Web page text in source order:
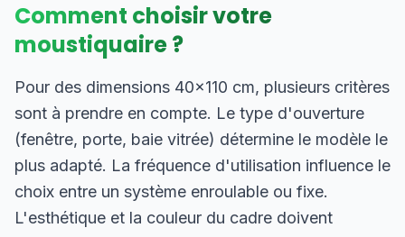
Comment choisir votre
moustiquaire ?
Pour des dimensions 40×110 cm, plusieurs critères
sont à prendre en compte. Le type d'ouverture
(fenêtre, porte, baie vitrée) détermine le modèle le
plus adapté. La fréquence d'utilisation influence le
choix entre un système enroulable ou fixe.
L'esthétique et la couleur du cadre doivent